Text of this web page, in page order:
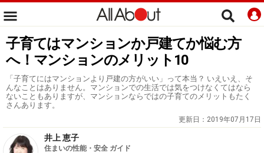
子育てはマンションか戸建てか悩む方
へ！マンションのメリット10
「子育てにはマンションより戸建の方がいい」って本当？ いえいえ、そ
んなことはありません。マンションでの生活では気をつけなくてはなら
ないこともありますが、マンションならではの子育てのメリットもたく
さんあります。
更新日： 2019年07月17日
井上 恵子
住まいの性能・安全 ガイド